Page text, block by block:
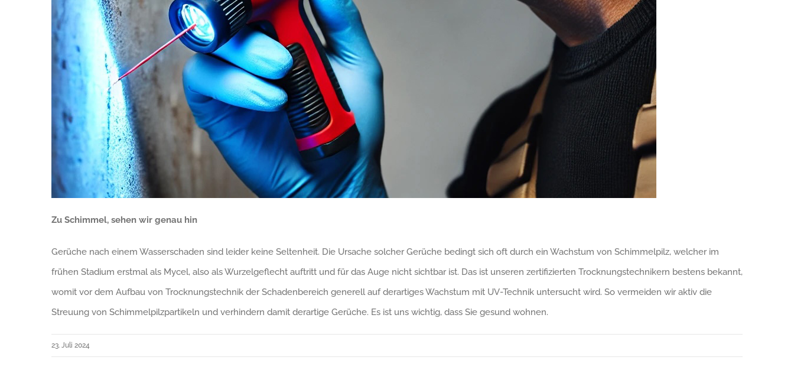
Zu Schimmel, sehen wir genau hin
Gerüche nach einem Wasserschaden sind leider keine Seltenheit. Die Ursache solcher Gerüche bedingt sich oft durch ein Wachstum von Schimmelpilz, welcher im
frühen Stadium erstmal als Mycel, also als Wurzelgeflecht auftritt und für das Auge nicht sichtbar ist. Das ist unseren zertifizierten Trocknungstechnikern bestens bekannt,
womit vor dem Aufbau von Trocknungstechnik der Schadenbereich generell auf derartiges Wachstum mit UV-Technik untersucht wird. So vermeiden wir aktiv die
Streuung von Schimmelpilzpartikeln und verhindern damit derartige Gerüche. Es ist uns wichtig, dass Sie gesund wohnen.
23. Juli 2024